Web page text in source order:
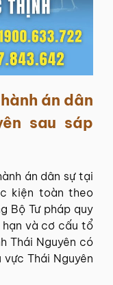
án dân
sau sáp
án dân sựtại
kiện toàn theo
Bộ Tư pháp quy
hạn và cơ cấu tổ
Thái Nguyên có
vực Thái Nguyên